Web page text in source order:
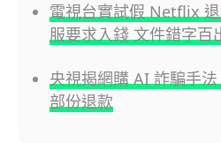
電視台實試假 Netflix
服要求入錢 文件錯字百
央視揭網購 AI 詐騙手
部份退款